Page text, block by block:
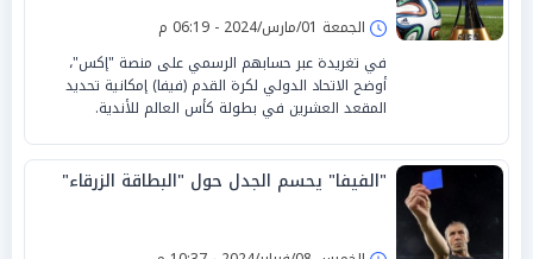
الجمعة 01/مارس/2024 - 06:19 م
في تغريدة عبر حسابهم الرسمي على منصة "إكس"،
أوضح الاتحاد الدولي لكرة القدم (فيفا) إمكانية تحديد
المقعد العشرين في بطولة كأس العالم للأندية.
"الفيفا" يحسم الجدل حول "البطاقة الزرقاء"